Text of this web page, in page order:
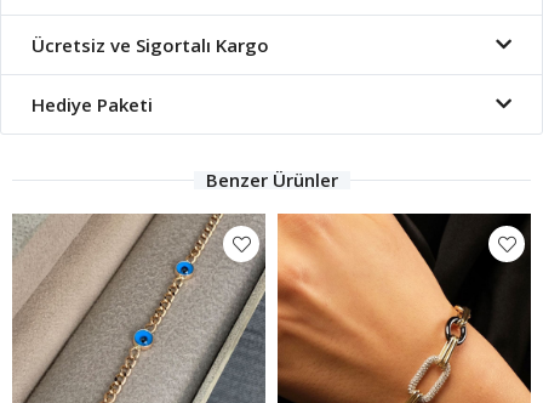
Ücretsiz ve Sigortalı Kargo
Hediye Paketi
Benzer Ürünler